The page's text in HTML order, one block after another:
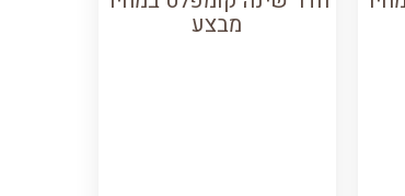
מבצע